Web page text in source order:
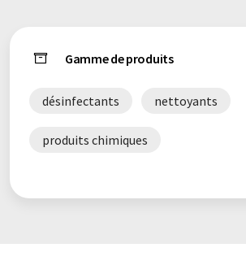
Gamme de produits
désinfectants nettoyants
produits chimiques